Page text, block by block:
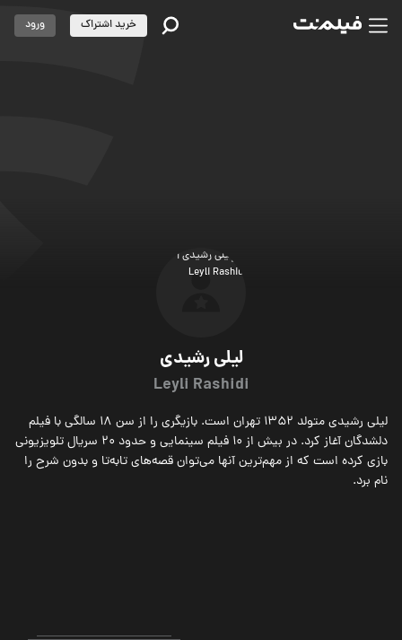
لیلی رشیدی
Leyli Rashidi
لیلی رشیدی متولد 1352 تهران است. بازیگری را از سن 18 سالگی با فیلم
دلشدگان آغاز کرد. در بیش از 10 فیلم سینمایی و حدود 20 سریال تلویزیونی
بازی کرده است که از مهم‌ترین آنها می‌توان قصه‌های تابه‌تا و بدون شرح را
نام برد.
خرید اشتراک ورود